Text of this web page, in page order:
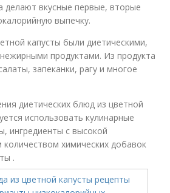
делают вкусные первые, вторые
выпечку.
капусты были диетическими,
продуктами. Из продукта
запеканки, рагу и многое
диетических блюд из цветной
использовать кулинарные
ингредиенты с высокой
химических добавок
.